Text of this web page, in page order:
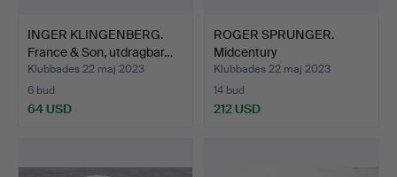
INGER KLINGENBERG.
France & Son, utdragbar…
Klubbades 22 maj 2023
6 bud
64 USD
ROGER SPRUNGER.
Midcentury
soffbord/soffbo…
Klubbades 22 maj 2023
14 bud
212 USD